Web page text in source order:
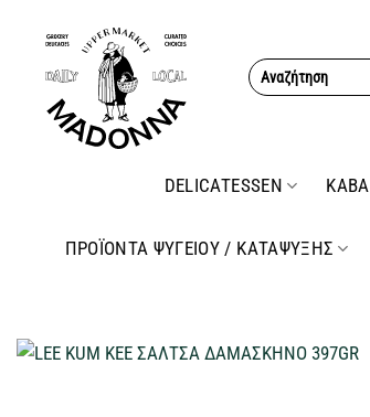
περιεχόμενο
Αναζήτηση
για:
DELICATESSEN ΚΑΒΑ
ΠΡΟΪΟΝΤΑ ΨΥΓΕΙΟΥ / ΚΑΤΑΨΥΞΗΣ